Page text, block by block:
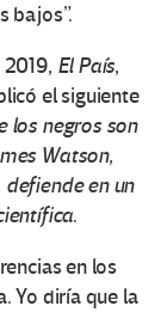
bajos”.
El País,
el siguiente
los negros son
Watson,
en un
.
en los
Yo diría que la